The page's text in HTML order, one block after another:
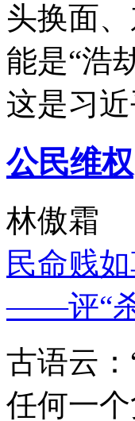
头换面
能是“浩
这是习
公民维权
林傲霜
民命贱
——评“
古语云
任何一